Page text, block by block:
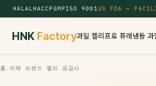
HALALHACCP GMP ISO 9001US FDA —
HNK Factory과일 젤리프로 퓨레냉동 과
홈 / 자체 브랜드 젤리 공급사